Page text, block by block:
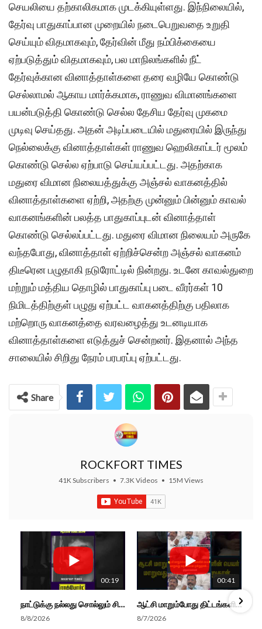
செயலியை தற்காலிகமாக முடக்கியுள்ளது. இந்நிலையில்,
தேர்வு பாதுகாப்பான முறையில் நடைபெறுவதை உறுதி
செய்யும் விதமாகவும், தேர்வின் மீது நம்பிக்கையை
ஏற்படுத்தும் விதமாகவும், பல மாநிலங்களில் நீட்
தேர்வுக்கான வினாத்தாள்களை தரை வழியே கொண்டு
செல்லாமல் ஆகாய மார்க்கமாக, ராணுவ விமானங்களை
பயன்படுத்தி கொண்டு செல்ல தேசிய தேர்வு முகமை
முடிவு செய்தது. அதன் அடிப்படையில் மதுரையில் இருந்து
நெல்லைக்கு வினாத்தாள்கள் ராணுவ ஹெலிகாப்டர் மூலம்
கொண்டு செல்ல ஏற்பாடு செய்யப்பட்டது. அதற்காக
மதுரை விமான நிலையத்துக்கு அஞ்சல் வாகனத்தில்
வினாத்தாள்களை ஏற்றி, அதற்கு முன்னும் பின்னும் காவல்
வாகனங்களின் பலத்த பாதுகாப்புடன் வினாத்தாள்
கொண்டு செல்லப்பட்டது. மதுரை விமான நிலையம் அருகே
வந்தபோது, வினாத்தாள் ஏற்றிச்சென்ற அஞ்சல் வாகனம்
திடீரென பழுதாகி நடுரோட்டில் நின்றது. உடனே காவல்துறை
மற்றும் மத்திய தொழில் பாதுகாப்பு படை வீரர்கள் 10
நிமிடத்திற்குள் பழுது ஏற்பட்ட வாகனத்திற்கு பதிலாக
மற்றொரு வாகனத்தை வரவழைத்து உடனடியாக
வினாத்தாள்களை எடுத்துச் சென்றனர். இதனால் அந்த
சாலையில் சிறிது நேரம் பரபரப்பு ஏற்பட்டது.
Share
ROCKFORT TIMES
41K Subscribers • 7.3K Videos • 15M Views
00:19
நாட்டுக்கு நல்லது சொல்லும் சிறப்பான மேடைப்பேச்சு... #shorts #subscribe #video
8/8/2026
00:41
ஆட்சி மாறும்போது திட்டங்களின் பெயர் மாறுவது வழக்கமான ஒன்று தான்... திருமாவளவன்
8/7/2026